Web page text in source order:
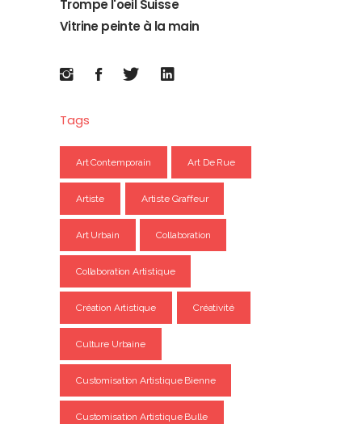
Trompe l'oeil Suisse
Vitrine peinte à la main
Tags
Art Contemporain Art De Rue
Artiste Artiste Graffeur
Art Urbain Collaboration
Collaboration Artistique
Création Artistique Créativité
Culture Urbaine
Customisation Artistique Bienne
Customisation Artistique Bulle